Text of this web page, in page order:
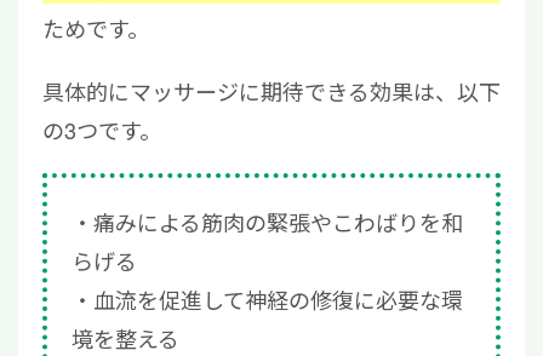
ためです。
具体的にマッサージに期待できる効果は、以下
の3つです。
痛みによる筋肉の緊張やこわばりを和
らげる
血流を促進して神経の修復に必要な環
境を整える